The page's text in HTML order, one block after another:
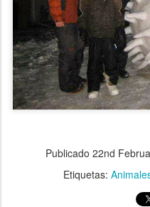
Publicado 22nd
Etiquetas: